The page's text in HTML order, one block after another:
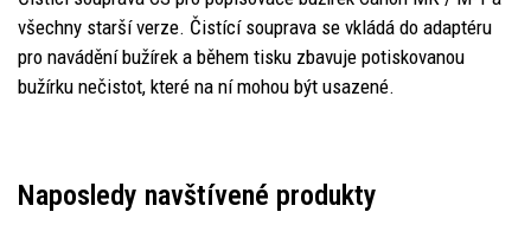
všechny starší verze. Čistící souprava se vkládá do adaptéru
pro navádění bužírek a během tisku zbavuje potiskovanou
bužírku nečistot, které na ní mohou být usazené.
Naposledy navštívené produkty